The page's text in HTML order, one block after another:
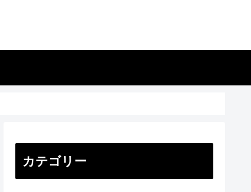
カテゴリー